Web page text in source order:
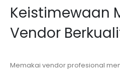
Keistimewaan
Vendor
Memakai vendor profesional